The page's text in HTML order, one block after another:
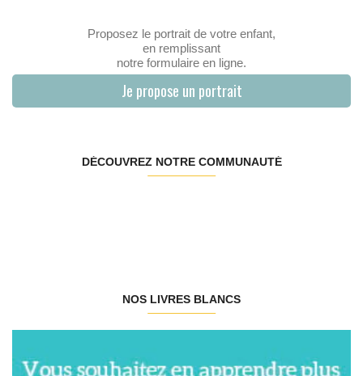
Proposez le portrait de votre enfant,
en remplissant
notre formulaire en ligne.
Je propose un portrait
DÉCOUVREZ NOTRE COMMUNAUTÉ
NOS LIVRES BLANCS